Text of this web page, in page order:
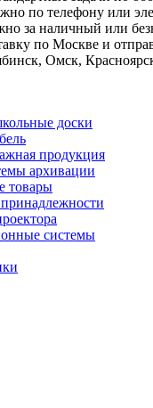
по телефону или
за наличный или
по Москве и
Омск,
доски
продукция
архивации
товары
системы